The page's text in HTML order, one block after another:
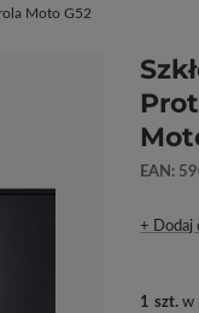
Moto G52
EAN:
+ Dodaj
1 szt. w